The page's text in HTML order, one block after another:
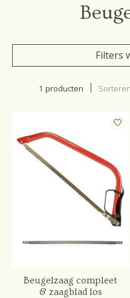
Filters
1 producten
Beugelzaag compleet
& zaagblad los